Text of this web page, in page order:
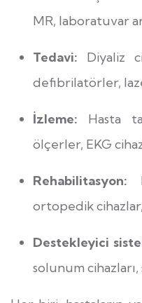
MR, laboratuvar
Tedavi: Diyaliz
defibrilatörler,
İzleme: Hasta
ölçerler, EKG
Rehabilitasyon:
ortopedik
Destekleyici
solunum